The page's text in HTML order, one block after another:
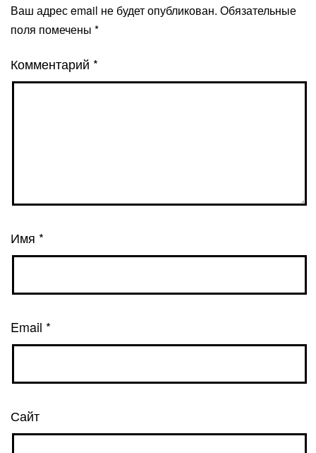
Ваш адрес email не будет опубликован. Обязательные
поля помечены *
Комментарий *
Имя *
Email *
Сайт